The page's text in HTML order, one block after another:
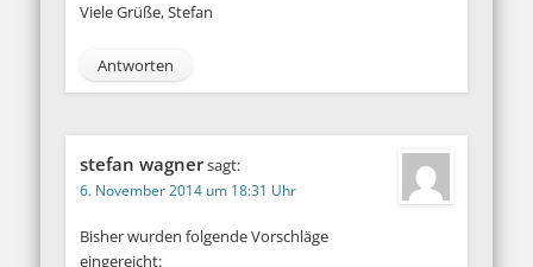
Viele Grüße, Stefan
Antworten
stefan wagnersagt:
6. November 2014 um 18:31 Uhr
Bisher wurden folgende Vorschläge
eingereicht: